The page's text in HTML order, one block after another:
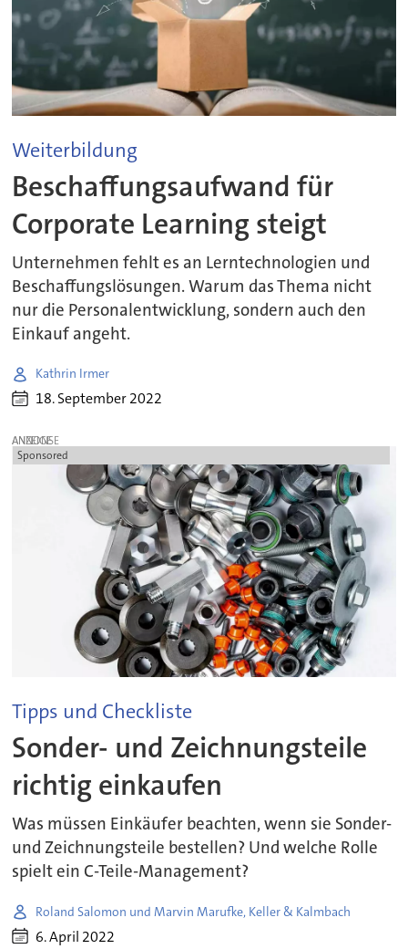
Weiterbildung
Beschaffungsaufwand für
Corporate Learning steigt
Unternehmen fehlt es an Lerntechnologien und
Beschaffungslösungen. Warum das Thema nicht
nur die Personalentwicklung, sondern auch den
Einkauf angeht.
Kathrin Irmer
18. September 2022
ANZEIGE
Sponsored
Tipps und Checkliste
Sonder- und Zeichnungsteile
richtig einkaufen
Was müssen Einkäufer beachten, wenn sie Sonder-
und Zeichnungsteile bestellen? Und welche Rolle
spielt ein C-Teile-Management?
Roland Salomon und Marvin Marufke, Keller & Kalmbach
6. April 2022